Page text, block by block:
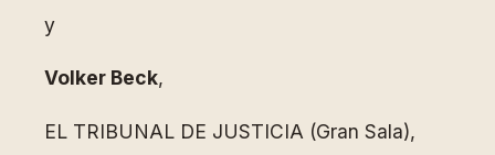
y
Volker Beck,
EL TRIBUNAL DE JUSTICIA (Gran Sala),